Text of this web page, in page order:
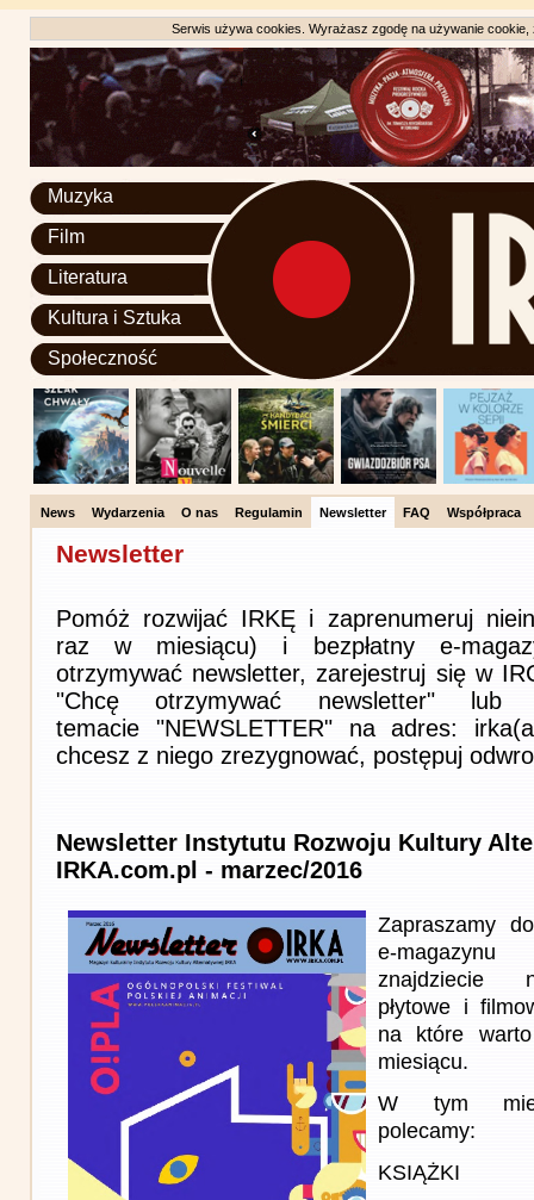
Serwis używa cookies. Wyrażasz zgodę na używanie
Muzyka
Film
Literatura
Kultura i Sztuka
Społeczność
News Wydarzenia O nas Regulamin Newsletter FAQ Współpraca
Newsletter
Pomóż rozwijać IRKĘ i zaprenumeruj
raz w miesiącu) i bezpłatny e-
otrzymywać newsletter, zarejestruj się w
"Chcę otrzymywać newsletter"
temacie "NEWSLETTER" na adres:
chcesz z niego zrezygnować, postępuj
Newsletter Instytutu Rozwoju Kultury
IRKA.com.pl - marzec/2016
Zapraszamy
e-
znajdziecie
płytowe i
na które
miesiącu.
W tym
polecamy:
KSIĄŻKI